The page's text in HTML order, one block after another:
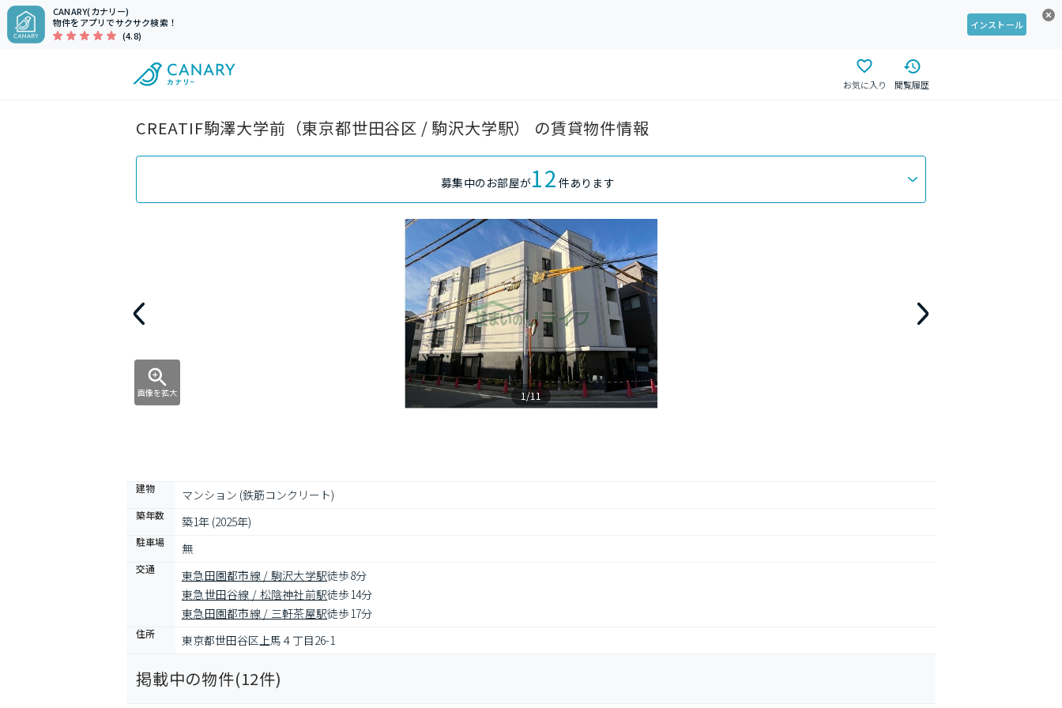
CANARY(カナリー)
物件をアプリでサクサク検索！
(4.8)
インストール
お気に入り 閲覧履歴
CREATIF駒澤大学前（東京都世田谷区 / 駒沢大学駅） の賃貸物件情報
募集中のお部屋が12 件あります
画像を拡大 1/11
建物 マンション (鉄筋コンクリート)
築年数 築1年 (2025年)
駐車場 無
交通 東急田園都市線 / 駒沢大学駅徒歩8分
東急世田谷線 / 松陰神社前駅徒歩14分
東急田園都市線 / 三軒茶屋駅徒歩17分
住所 東京都世田谷区上馬４丁目26-1
掲載中の物件(12件)